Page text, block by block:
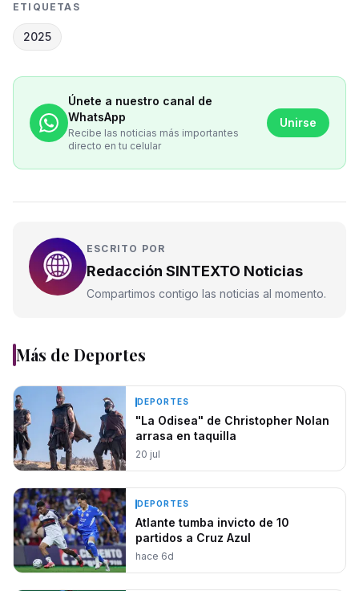
ETIQUETAS
2025
Únete a nuestro canal de
WhatsApp
Recibe las noticias más importantes
directo en tu celular
Unirse
ESCRITO POR
Redacción SINTEXTO Noticias
Compartimos contigo las noticias al momento.
Más de Deportes
DEPORTES
"La Odisea" de Christopher Nolan
arrasa en taquilla
20 jul
DEPORTES
Atlante tumba invicto de 10
partidos a Cruz Azul
hace 6d